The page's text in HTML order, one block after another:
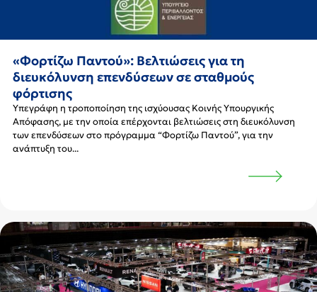
«Φορτίζω Παντού»: Βελτιώσεις για τη
διευκόλυνση επενδύσεων σε σταθμούς
φόρτισης
Υπεγράφη η τροποποίηση της ισχύουσας Κοινής Υπουργικής
Απόφασης, με την οποία επέρχονται βελτιώσεις στη διευκόλυνση
των επενδύσεων στο πρόγραμμα “Φορτίζω Παντού”, για την
ανάπτυξη του...